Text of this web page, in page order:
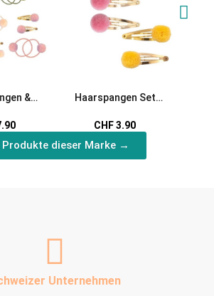
&
Haarspangen Set
CHF 3.90
Produkte dieser Marke →
Unternehmen